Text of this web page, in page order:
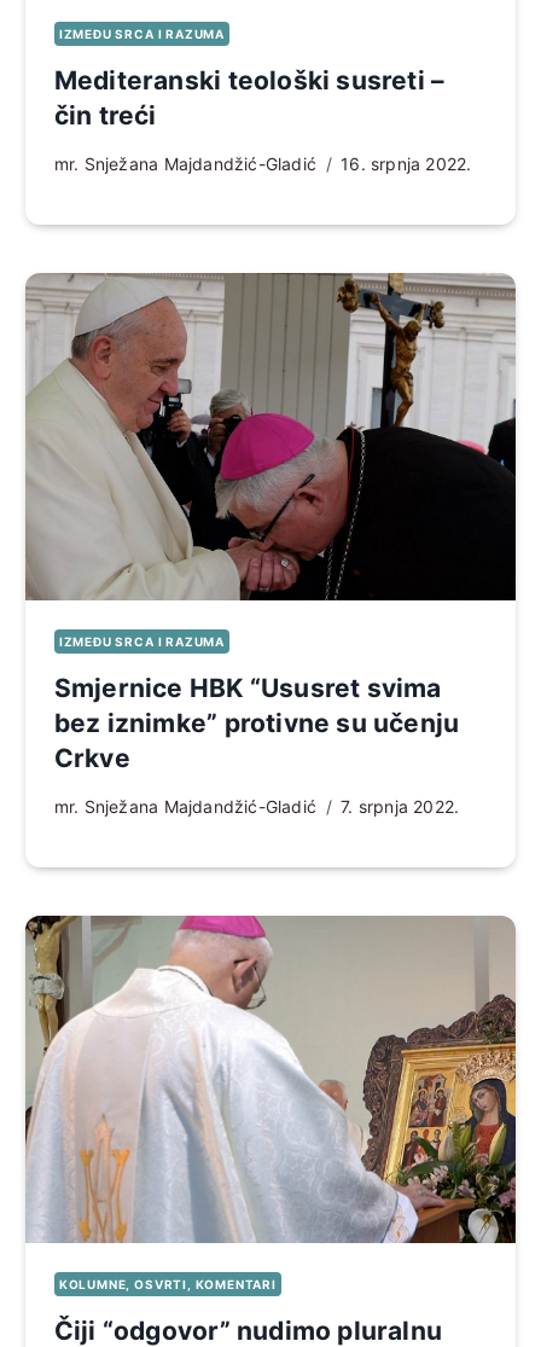
IZMEĐU SRCA I RAZUMA
Mediteranski teološki susreti –
čin treći
mr. Snježana Majdandžić-Gladić 16. srpnja 2022.
IZMEĐU SRCA I RAZUMA
Smjernice HBK “Ususret svima
bez iznimke” protivne su učenju
Crkve
mr. Snježana Majdandžić-Gladić 7. srpnja 2022.
KOLUMNE, OSVRTI, KOMENTARI
Čiji “odgovor” nudimo pluralnu